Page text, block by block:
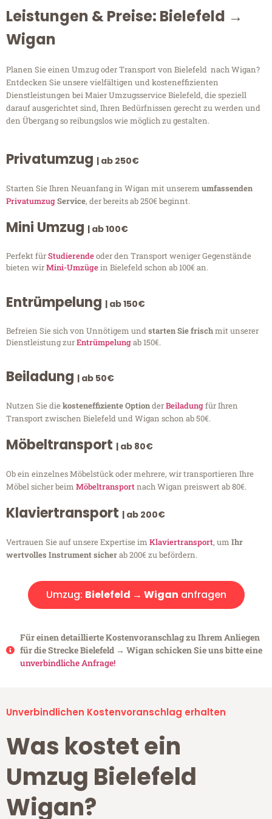
Leistungen & Preise: Bielefeld →
Wigan
Planen Sie einen Umzug oder Transport von Bielefeld nach Wigan?
Entdecken Sie unsere vielfältigen und kosteneffizienten
Dienstleistungen bei Maier Umzugsservice Bielefeld, die speziell
darauf ausgerichtet sind, Ihren Bedürfnissen gerecht zu werden und
den Übergang so reibungslos wie möglich zu gestalten.
Privatumzug | ab 250€
Starten Sie Ihren Neuanfang in Wigan mit unserem umfassenden
PrivatumzugService, der bereits ab 250€ beginnt.
Mini Umzug | ab 100€
Perfekt fürStudierendeoder den Transport weniger Gegenstände
bieten wirMini-Umzügein Bielefeld schon ab 100€ an.
Entrümpelung | ab 150€
Befreien Sie sich von Unnötigem undstarten Sie frischmit unserer
Dienstleistung zurEntrümpelungab 150€.
Beiladung | ab 50€
Nutzen Sie diekosteneffiziente OptionderBeiladungfür Ihren
Transport zwischen Bielefeld und Wigan schon ab 50€.
Möbeltransport | ab 80€
Ob ein einzelnes Möbelstück oder mehrere, wir transportieren Ihre
Möbel sicher beim Möbeltransportnach Wigan preiswert ab 80€.
Klaviertransport | ab 200€
Vertrauen Sie auf unsere Expertise im Klaviertransport, um Ihr
wertvolles Instrument sicherab 200€ zu befördern.
Umzug: Bielefeld → Wigan anfragen
Für einen detaillierte Kostenvoranschlag zu Ihrem Anliegen
für die Strecke Bielefeld → Wigan schicken Sie uns bitte eine
unverbindliche Anfrage!
Unverbindlichen Kostenvoranschlag erhalten
Was kostet ein
Umzug Bielefeld
Wigan?